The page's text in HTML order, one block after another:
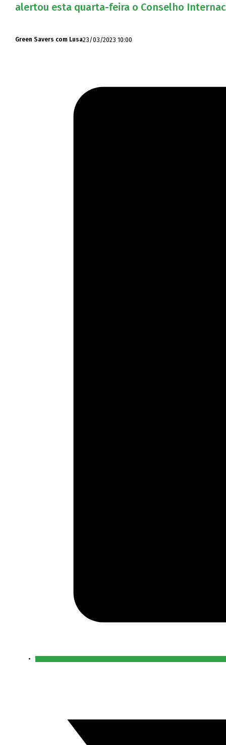
alertou esta quarta-feira o Conselho
Green Savers com Lusa23/03/2023 10:00